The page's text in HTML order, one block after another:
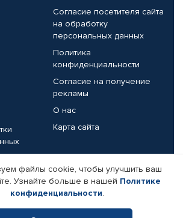
Согласие посетителя сайта
на обработку
персональных данных
Политика
конфиденциальности
Согласие на получение
рекламы
О нас
Карта сайта
Реквизиты компании
файлы cookie, чтобы улучшить ваш
Узнайте больше в нашей Политике
конфиденциальности.